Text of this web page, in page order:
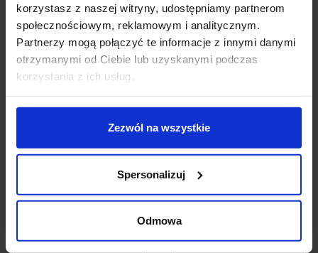
korzystasz z naszej witryny, udostępniamy partnerom
społecznościowym, reklamowym i analitycznym.
Partnerzy mogą połączyć te informacje z innymi danymi
otrzymanymi od Ciebie lub uzyskanymi podczas
korzystania z ich usług.
Zezwól na wszystkie
Spersonalizuj
Odmowa
Zasilacz LED GPV 12W
1A GPV-12-12 12V DC
Zasilacz LED MEAN
WELL 100W RS-100-12
114,99 zł